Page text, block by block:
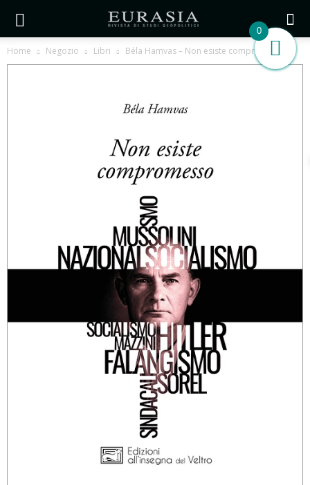
Home Negozio Libri Béla Hamvas – Non esiste compromesso
0